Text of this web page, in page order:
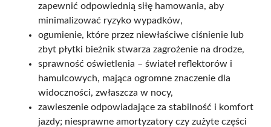
zapewnić odpowiednią siłę hamowania, aby
minimalizować ryzyko wypadków,
ogumienie, które przez niewłaściwe ciśnienie lub
zbyt płytki bieżnik stwarza zagrożenie na drodze,
sprawność oświetlenia – świateł reflektorów i
hamulcowych, mająca ogromne znaczenie dla
widoczności, zwłaszcza w nocy,
zawieszenie odpowiadające za stabilność i komfort
jazdy; niesprawne amortyzatory czy zużyte części